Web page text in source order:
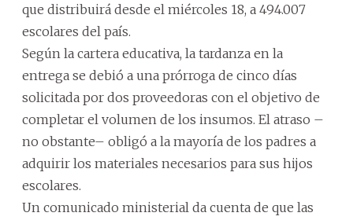
que distribuirá desde el miércoles 18, a 494.007
escolares del país.
Según la cartera educativa, la tardanza en la
entrega se debió a una prórroga de cinco días
solicitada por dos proveedoras con el objetivo de
completar el volumen de los insumos. El atraso –
no obstante– obligó a la mayoría de los padres a
adquirir los materiales necesarios para sus hijos
escolares.
Un comunicado ministerial da cuenta de que las